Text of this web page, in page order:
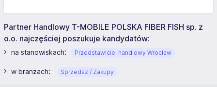
Partner Handlowy T-MOBILE POLSKA FIBER FISH sp. z
o.o. najczęściej poszukuje kandydatów:
na stanowiskach: Przedstawiciel handlowy Wrocław
w branżach: Sprzedaż / Zakupy